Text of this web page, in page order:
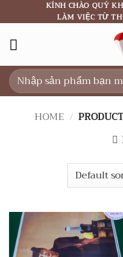
to
content
KÍNH CHÀO QUÝ
LÀM VIỆC TỪ
Search
for:
HOME /